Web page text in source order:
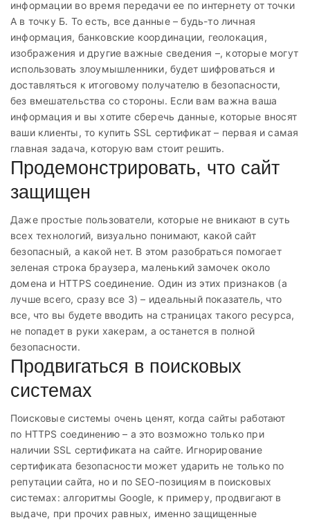
информации во время передачи ее по интернету от точки
А в точку Б. То есть, все данные – будь-то личная
информация, банковские координации, геолокация,
изображения и другие важные сведения –, которые могут
использовать злоумышленники, будет шифроваться и
доставляться к итоговому получателю в безопасности,
без вмешательства со стороны. Если вам важна ваша
информация и вы хотите сберечь данные, которые вносят
ваши клиенты, то купить SSL сертификат – первая и самая
главная задача, которую вам стоит решить.
Продемонстрировать, что сайт
защищен
Даже простые пользователи, которые не вникают в суть
всех технологий, визуально понимают, какой сайт
безопасный, а какой нет. В этом разобраться помогает
зеленая строка браузера, маленький замочек около
домена и HTTPS соединение. Один из этих признаков (а
лучше всего, сразу все 3) – идеальный показатель, что
все, что вы будете вводить на страницах такого ресурса,
не попадет в руки хакерам, а останется в полной
безопасности.
Продвигаться в поисковых
системах
Поисковые системы очень ценят, когда сайты работают
по HTTPS соединению – а это возможно только при
наличии SSL сертификата на сайте. Игнорирование
сертификата безопасности может ударить не только по
репутации сайта, но и по SEO-позициям в поисковых
системах: алгоритмы Google, к примеру, продвигают в
выдаче, при прочих равных, именно защищенные